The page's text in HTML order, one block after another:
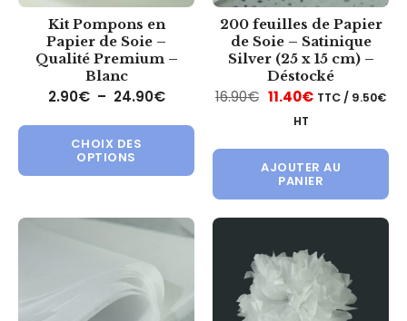
Kit Pompons en
Papier de Soie –
Qualité Premium –
Blanc
2.90€ – 24.90€Plage de prix : 2.90€ à 24.90€
CHOIX DES
OPTIONS
Ce produit a plusieurs
200 feuilles de Papier
de Soie – Satinique
Silver (25 x 15 cm) –
Déstocké
16.90€ Le prix initial était :
11.40€Le prix
TTC / 9.50€
HT
AJOUTER AU
PANIER